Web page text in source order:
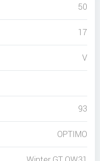
50
17
V
93
OPTIMO